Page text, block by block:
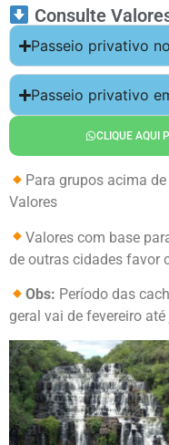
Consulte
Passeio privativo
Passeio privativo
CLIQUE AQUI
Para grupos acima
Valores
Valores com base
de outras cidades favor
Obs: Período das
geral vai de fevereiro